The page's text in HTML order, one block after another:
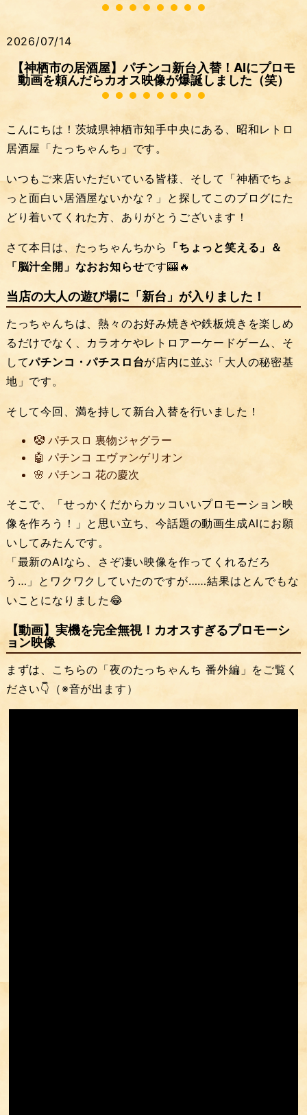
2026/07/14
【神栖市の居酒屋】パチンコ新台入替！AIにプロモ
動画を頼んだらカオス映像が爆誕しました（笑）
こんにちは！茨城県神栖市知手中央にある、昭和レトロ
居酒屋「たっちゃんち」です。
いつもご来店いただいている皆様、そして「神栖でちょ
っと面白い居酒屋ないかな？」と探してこのブログにた
どり着いてくれた方、ありがとうございます！
さて本日は、たっちゃんちから 「ちょっと笑える」＆
「脳汁全開」なおお知らせです🎰🔥
当店の大人の遊び場に「新台」が入りました！
たっちゃんちは、熱々のお好み焼きや鉄板焼きを楽しめ
るだけでなく、カラオケやレトロアーケードゲーム、そ
してパチンコ・パチスロ台が店内に並ぶ「大人の秘密基
地」です。
そして今回、満を持して新台入替を行いました！
🤡 パチスロ 裏物ジャグラー
🤖 パチンコ エヴァンゲリオン
🌸 パチンコ 花の慶次
そこで、「せっかくだからカッコいいプロモーション映
像を作ろう！」と思い立ち、今話題の動画生成AIにお願
いしてみたんです。
「最新のAIなら、さぞ凄い映像を作ってくれるだろ
う…」とワクワクしていたのですが……結果はとんでもな
いことになりました😂
【動画】実機を完全無視！カオスすぎるプロモーシ
ョン映像
まずは、こちらの「夜のたっちゃんち 番外編」をご覧く
ださい👇（※音が出ます）